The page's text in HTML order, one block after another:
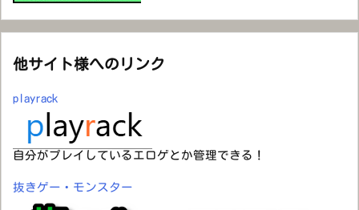
他サイト様へのリンク
playrack
自分がプレイしているエロゲとか管理できる！
抜きゲー・モンスター